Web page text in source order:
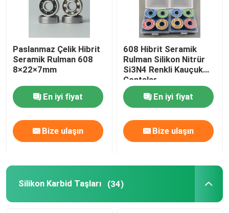
Paslanmaz Çelik Hibrit
Seramik Rulman 608
8×22×7mm
En iyi fiyat
Bize ulaşın
608 Hibrit Seramik
Rulman Silikon Nitrür
Si3N4 Renkli Kauçuk
Contalar
En iyi fiyat
Bize ulaşın
Silikon Karbid Taşları (34)